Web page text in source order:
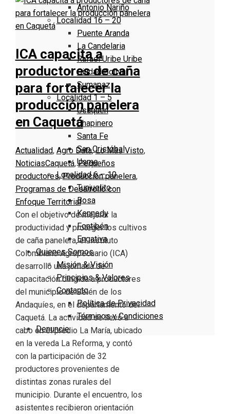
Antonio Nariño
Localidad 16 – 20
Puente Aranda
La Candelaria
Rafael Uribe Uribe
Ciudad Bolivar
Sumapaz
Localidad 1 – 5
Usaquen
Chapinero
Santa Fe
San Cristóbal
Usme
Localidad 6 – 10
Tunjuelito
Bosa
Kennedy
Fontibón
Engativa
Quienes Somos
Misión & Visión
Principios & Valores
Contacto
Política de Privacidad
Términos y Condiciones
Denuncie
ICA capacita a
productores de caña
para fortalecer la
producción panelera
en Caquetá
Actualidad, Agro Data,Lo Más Visto,
NoticiasCaquetá,Pequeños
productores,Producción panelera,
Programas de Desarrollo con
Enfoque Territorial
Con el objetivo de mejorar la
productividad y proteger los cultivos
de caña panelera, el Instituto
Colombiano Agropecuario (ICA)
desarrolló una jornada de
capacitación dirigida a productores
del municipio de Belén de los
Andaquíes, en el departamento del
Caquetá. La actividad se llevó a
cabo en el predio La María, ubicado
en la vereda La Reforma, y contó
con la participación de 32
productores provenientes de
distintas zonas rurales del
municipio. Durante el encuentro, los
asistentes recibieron orientación